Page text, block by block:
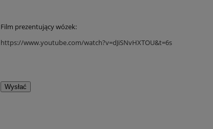
Film prezentujący wózek:
https://www.youtube.com/watch?v=dJiSNvHXTOU&t=6s